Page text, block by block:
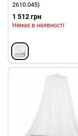
2610.045)
1 512 грн
Немає в наявності